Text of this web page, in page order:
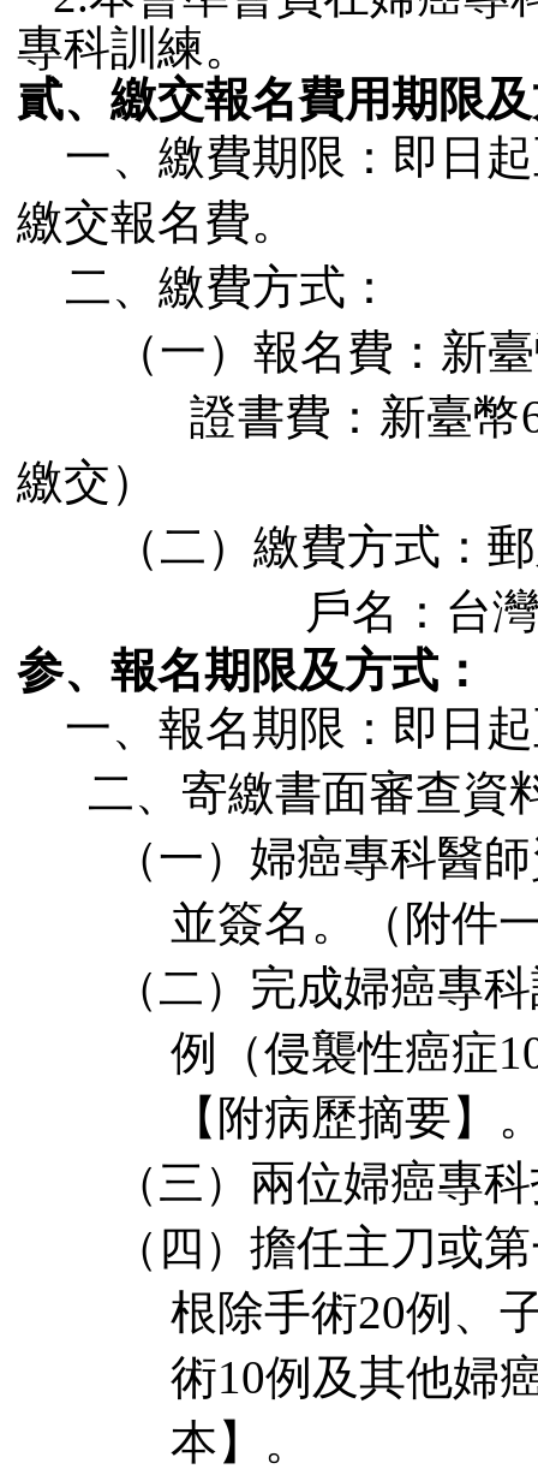
專科訓練。
貳、繳交報名費用期限
一、繳費期限：即日
繳交報名費。
二、繳費方式：
（一）報名費：新
證書費：新臺幣
繳交）
（二）繳費方式：
戶名：台
参、 報名期限及方式：
一、報名期限：即日
二、寄繳書面審查資
（一） 婦癌專科醫
並簽名。（附件
（二） 完成婦癌專
例（侵襲性癌症
【附病歷摘要】
（三） 兩位婦癌專
（四） 擔任主刀或
根除手術20例、
術10例及其他婦
本】。